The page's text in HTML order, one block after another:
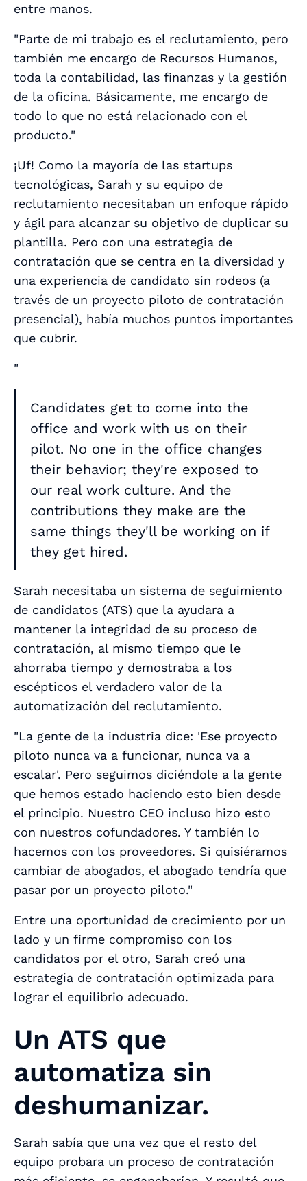
entre manos.
"Parte de mi trabajo es el reclutamiento, pero
también me encargo de Recursos Humanos,
toda la contabilidad, las finanzas y la gestión
de la oficina. Básicamente, me encargo de
todo lo que no está relacionado con el
producto."
¡Uf! Como la mayoría de las startups
tecnológicas, Sarah y su equipo de
reclutamiento necesitaban un enfoque rápido
y ágil para alcanzar su objetivo de duplicar su
plantilla. Pero con una estrategia de
contratación que se centra en la diversidad y
una experiencia de candidato sin rodeos (a
través de un proyecto piloto de contratación
presencial), había muchos puntos importantes
que cubrir.
"
Candidates get to come into the
office and work with us on their
pilot. No one in the office changes
their behavior; they're exposed to
our real work culture. And the
contributions they make are the
same things they'll be working on if
they get hired.
Sarah necesitaba un sistema de seguimiento
de candidatos (ATS) que la ayudara a
mantener la integridad de su proceso de
contratación, al mismo tiempo que le
ahorraba tiempo y demostraba a los
escépticos el verdadero valor de la
automatización del reclutamiento.
"La gente de la industria dice: 'Ese proyecto
piloto nunca va a funcionar, nunca va a
escalar'. Pero seguimos diciéndole a la gente
que hemos estado haciendo esto bien desde
el principio. Nuestro CEO incluso hizo esto
con nuestros cofundadores. Y también lo
hacemos con los proveedores. Si quisiéramos
cambiar de abogados, el abogado tendría que
pasar por un proyecto piloto."
Entre una oportunidad de crecimiento por un
lado y un firme compromiso con los
candidatos por el otro, Sarah creó una
estrategia de contratación optimizada para
lograr el equilibrio adecuado.
Un ATS que
automatiza sin
deshumanizar.
Sarah sabía que una vez que el resto del
equipo probara un proceso de contratación